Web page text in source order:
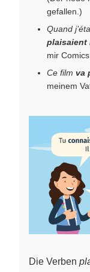
gefallen.)
Quand
plaisaient
mir
Ce film va
meinem
Die Verben